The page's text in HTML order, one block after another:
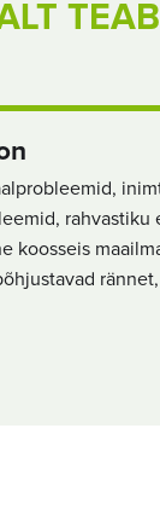
rahvastiku
koosseis